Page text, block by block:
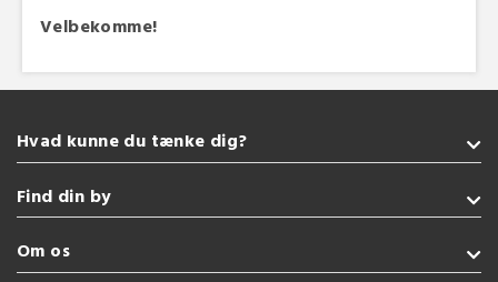
Velbekomme!
Hvad kunne du tænke dig?
Takeaway
Sushi
Pizza
Find din by
Sønderborg
Kolding
Om os